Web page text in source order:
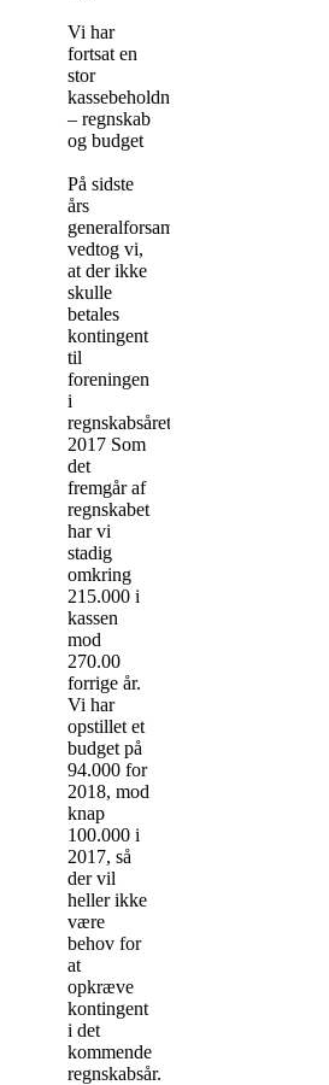
Vi har
fortsat en
stor
kassebeholdning
– regnskab
og budget
På sidste
års
generalforsamling
vedtog vi,
at der ikke
skulle
betales
kontingent
til
foreningen
i
regnskabsåret
2017 Som
det
fremgår af
regnskabet
har vi
stadig
omkring
215.000 i
kassen
mod
270.00
forrige år.
Vi har
opstillet et
budget på
94.000 for
2018, mod
knap
100.000 i
2017, så
der vil
heller ikke
være
behov for
at
opkræve
kontingent
i det
kommende
regnskabsår.